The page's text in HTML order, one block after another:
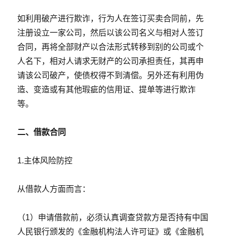
如利用破产进行欺诈，行为人在签订买卖合同前，先
注册设立一家公司，然后以该公司名义与相对人签订
合同，再将全部财产以合法形式转移到别的公司或个
人名下，相对人请求无财产的公司承担责任，其再申
请该公司破产，使债权得不到清偿。另外还有利用伪
造、变造或有其他瑕疵的信用证、提单等进行欺诈
等。
二、借款合同
1.主体风险防控
从借款人方面而言：
（1）申请借款前，必须认真调查贷款方是否持有中国
人民银行颁发的《金融机构法人许可证》或《金融机